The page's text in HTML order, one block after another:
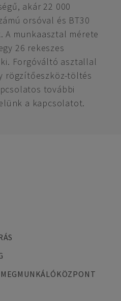
akár 22 000
orsóval és BT30
munkaasztal mérete
26 rekeszes
Forgóváltó asztallal
rögzítőeszköz-töltés
további
a kapcsolatot.
MEGMUNKÁLÓKÖZPONT